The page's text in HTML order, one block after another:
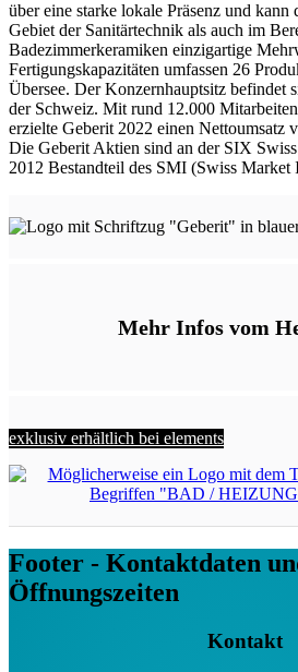
über eine starke lokale Präsenz und
Gebiet der Sanitärtechnik als auch im
Badezimmerkeramiken einzigartige
Fertigungskapazitäten umfassen 26
Übersee. Der Konzernhauptsitz befindet
der Schweiz. Mit rund 12.000
erzielte Geberit 2022 einen Nettoumsatz
Die Geberit Aktien sind an der SIX
2012 Bestandteil des SMI (Swiss Market
Mehr Infos vom
exklusiv erhältlich bei elements
Footer - Kontaktdaten
Öffnungszeiten
Kontakt